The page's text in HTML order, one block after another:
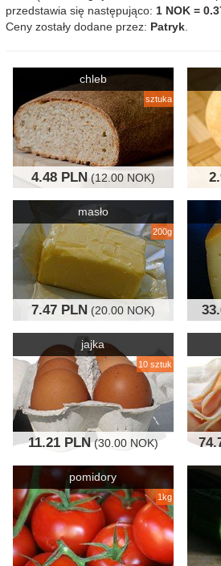
przedstawia się następująco: 1 NOK =
Ceny zostały dodane przez: Patryk
chleb
sztuka
4.48 PLN (12.00 NOK)
masło
200g
7.47 PLN (20.00 NOK)
jajka
10 sztuk
11.21 PLN(30.00 NOK)
pomidory
1kg